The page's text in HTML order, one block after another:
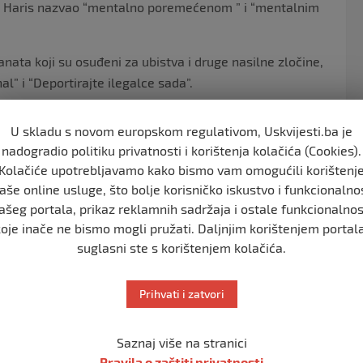
nazvao “mentalno poremećenom ” i “mentalnim
koji su osuđeni za ubistva i druge nasilne zločine,
i “Deportirajte ilegalce sada”.
bez dokumenata. One koji su počinili nasilne
životinjama”.
Trampovog govora: “On nema ništa
Džoa Bajdena što su dopustili imigrantima bez
žele “silovati, pljačkati, krasti, pljačkati i ubijati
Rekao je to u gradiću Prairie du Čien u Viskonsinu,
za seksualni napad na ženu i njezinu kćer.
od Bajdena 2020. bio lažan. Ako bude ponovno
U skladu s novom europskom regulativom, Uskvijesti.ba je
nadogradio politiku privatnosti i korištenja kolačića (Cookies).
Kolačiće upotrebljavamo kako bismo vam omogućili korištenje
online usluge, što bolje korisničko iskustvo i
portala, prikaz reklamnih sadržaja i ostale
inače ne bismo mogli pružati. Daljnjim korištenjem
suglasni ste s korištenjem kolačića.
Prihvati i zatvori
Saznaj više na stranici